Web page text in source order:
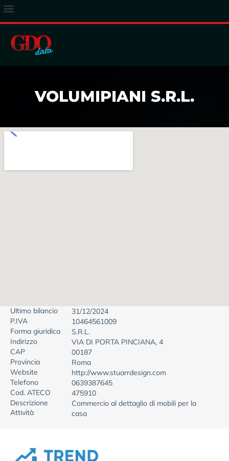
VOLUMIPIANI S.R.L.
Ultimo bilancio
31/12/2024
P.IVA
10464561009
Forma giuridica
S.R.L.
Indirizzo
VIA DI PORTA PINCIANA, 4
CAP
00187
Provincia
Roma
Website
http://www.stuarrdesign.com
Telefono
0639387645
Cod. ATECO
475910
Descrizione
Attività
Commercio al dettaglio di mobili per la
casa